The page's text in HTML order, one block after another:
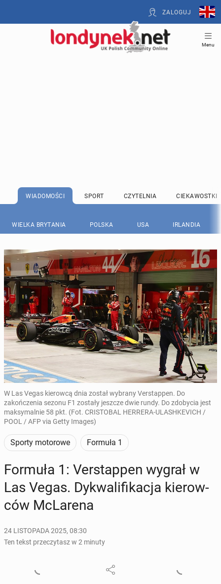
ZALOGUJ
Menu
WIADOMOŚCI SPORT CZYTELNIA CIEKAWOSTKI
WIELKA BRYTANIA POLSKA USA IRLANDIA
W Las Vegas kierowcą dnia został wybrany Verstappen. Do
zakończenia sezonu F1 zostały jeszcze dwie rundy. Do zdobycia jest
maksymalnie 58 pkt. (Fot. CRISTOBAL HERRERA-ULASHKEVICH /
POOL / AFP via Getty Images)
Sporty motorowe Formuła 1
Formuła 1: Ver­stap­pen wygrał w
Las Vegas. Dy­kwa­li­fi­ka­cja kie­row­
ców McLa­re­na
24 LISTOPADA 2025, 08:30
Ten tekst przeczytasz w 2 minuty